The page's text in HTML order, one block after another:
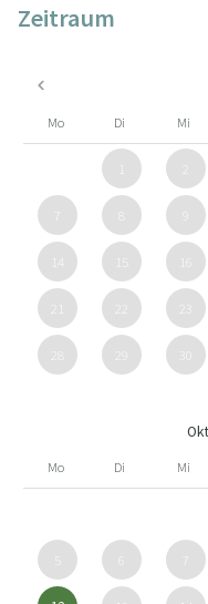
Zeitraum
Mo Di Mi
Mo Di Mi